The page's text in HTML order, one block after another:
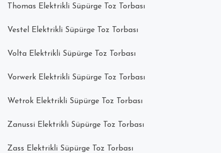
Thomas Elektrikli Süpürge Toz Torbası
Vestel Elektrikli Süpürge Toz Torbası
Volta Elektrikli Süpürge Toz Torbası
Vorwerk Elektrikli Süpürge Toz Torbası
Wetrok Elektrikli Süpürge Toz Torbası
Zanussi Elektrikli Süpürge Toz Torbası
Zass Elektrikli Süpürge Toz Torbası